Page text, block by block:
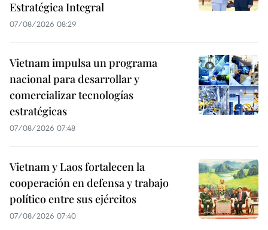
Estratégica Integral
07/08/2026 08:29
Vietnam impulsa un programa
nacional para desarrollar y
comercializar tecnologías
estratégicas
07/08/2026 07:48
Vietnam y Laos fortalecen la
cooperación en defensa y trabajo
político entre sus ejércitos
07/08/2026 07:40